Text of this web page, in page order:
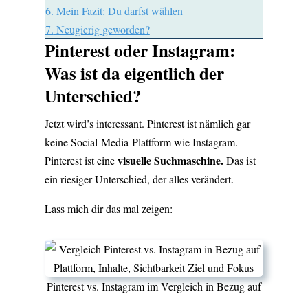
6. Mein Fazit: Du darfst wählen
7. Neugierig geworden?
Pinterest oder Instagram:
Was ist da eigentlich der
Unterschied?
Jetzt wird’s interessant. Pinterest ist nämlich gar
keine Social-Media-Plattform wie Instagram.
Pinterest ist einevisuelle Suchmaschine.Das ist
ein riesiger Unterschied, der alles verändert.
Lass mich dir das mal zeigen:
Pinterest vs. Instagram im Vergleich in Bezug auf